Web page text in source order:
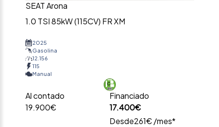
SEAT Arona
1.0 TSI 85kW (115CV) FR XM
2025
Gasolina
12.156
115
Manual
Al contado
19.900€
Financiado
17.400€
Desde261€ /mes*